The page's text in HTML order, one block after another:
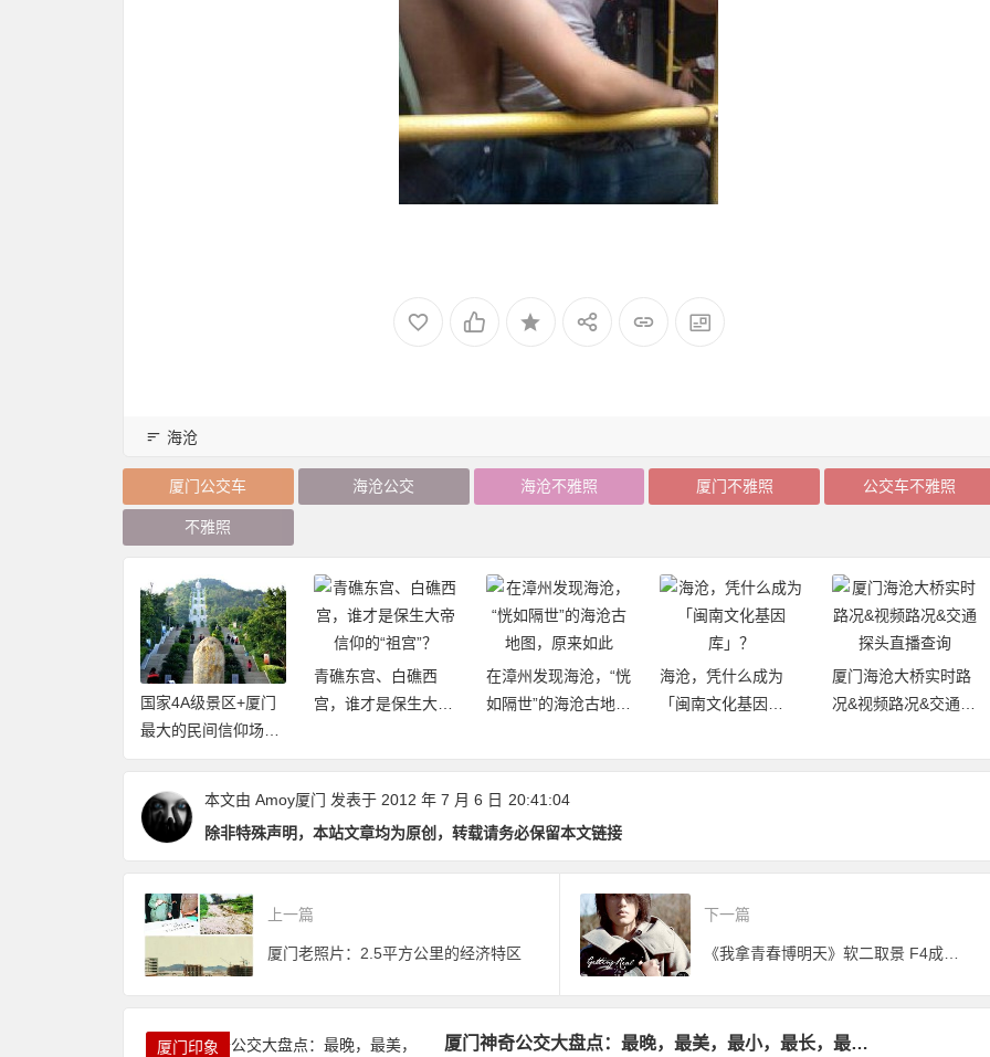
海沧
厦门公交车 海沧公交 海沧不雅照 厦门不雅照 公交车不雅照
不雅照
国家4A级景区+厦门
最大的民间信仰场
所：青礁慈济东宫
青礁东宫、白礁西
宫，谁才是保生大帝
在漳州发现海沧，“恍
如隔世”的海沧古地
海沧，凭什么成为
「闽南文化基因
厦门海沧大桥实时路
况&视频路况&交通探
本文由 Amoy厦门 发表于 2012 年 7 月 6 日 20:41:04
除非特殊声明，本站文章均为原创，转载请务必保留本文链接
上一篇
厦门老照片：2.5平方公里的经济特区
下一篇
《我拿青春博明天》软二取景 F4成员朱孝天登场
厦门印象 厦门神奇公交大盘点：最晚，最美，最小，最长，最…